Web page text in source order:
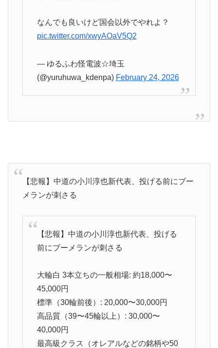
なんでも良いけど国会以外でやれよ？
pic.twitter.com/xwyAOaV5Q2
— ゆるふわ怪電波☆埼玉
(@yuruhuwa_kdenpa) February 24, 2026
【悲報】中道の小川淳也新代表、投げる前にブー
メランが刺さる
【悲報】中道の小川淳也新代表、投げる
前にブーメランが刺さる
大輪白 3本立ちの一般相場: 約18,000〜
45,000円
標準（30輪前後）: 20,000〜30,000円
高品質（39〜45輪以上）: 30,000〜
40,000円
最高級クラス（オレアルなどの銘柄や50